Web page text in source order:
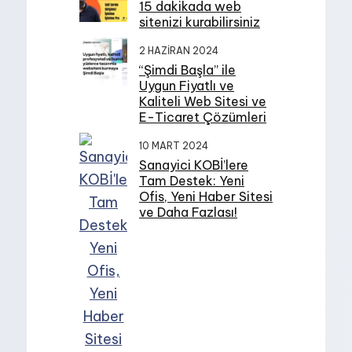
15 dakikada web
sitenizi kurabilirsiniz
2 HAZIRAN 2024
“Şimdi Başla” ile
Uygun Fiyatlı ve
Kaliteli Web Sitesi ve
E-Ticaret Çözümleri
10 MART 2024
Sanayici KOBİ’lere
Tam Destek: Yeni
Ofis, Yeni Haber Sitesi
ve Daha Fazlası!